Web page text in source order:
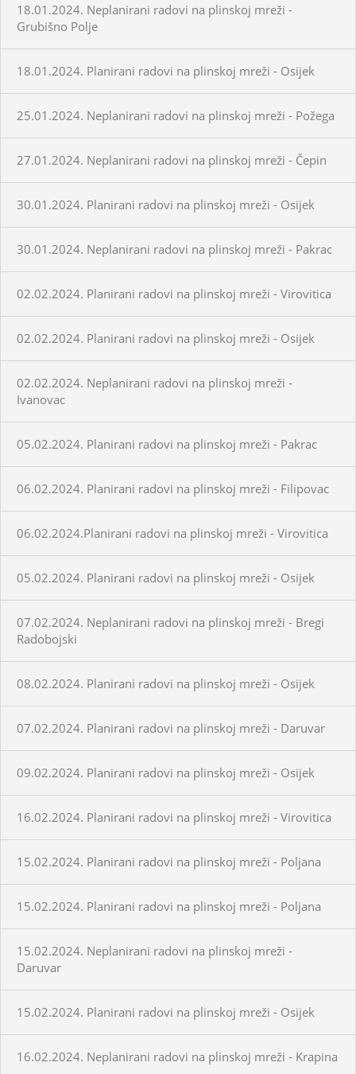
18.01.2024. Neplanirani radovi na plinskoj mreži -
Grubišno Polje
18.01.2024. Planirani radovi na plinskoj mreži - Osijek
25.01.2024. Neplanirani radovi na plinskoj mreži - Požega
27.01.2024. Neplanirani radovi na plinskoj mreži - Čepin
30.01.2024. Planirani radovi na plinskoj mreži - Osijek
30.01.2024. Neplanirani radovi na plinskoj mreži - Pakrac
02.02.2024. Planirani radovi na plinskoj mreži - Virovitica
02.02.2024. Planirani radovi na plinskoj mreži - Osijek
02.02.2024. Neplanirani radovi na plinskoj mreži -
Ivanovac
05.02.2024. Planirani radovi na plinskoj mreži - Pakrac
06.02.2024. Planirani radovi na plinskoj mreži - Filipovac
06.02.2024.Planirani radovi na plinskoj mreži - Virovitica
05.02.2024. Planirani radovi na plinskoj mreži - Osijek
07.02.2024. Neplanirani radovi na plinskoj mreži - Bregi
Radobojski
08.02.2024. Planirani radovi na plinskoj mreži - Osijek
07.02.2024. Planirani radovi na plinskoj mreži - Daruvar
09.02.2024. Planirani radovi na plinskoj mreži - Osijek
16.02.2024. Planirani radovi na plinskoj mreži - Virovitica
15.02.2024. Planirani radovi na plinskoj mreži - Poljana
15.02.2024. Planirani radovi na plinskoj mreži - Poljana
15.02.2024. Neplanirani radovi na plinskoj mreži -
Daruvar
15.02.2024. Planirani radovi na plinskoj mreži - Osijek
16.02.2024. Neplanirani radovi na plinskoj mreži - Krapina